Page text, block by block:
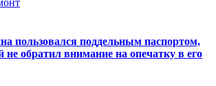
пользовался поддельным паспортом,
не обратил внимание на опечатку в его